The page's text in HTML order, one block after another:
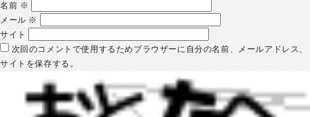
名前 ※
メール ※
サイト
次回のコメントで使用するためブラウザーに自分の名前、メールアドレス、
サイトを保存する。